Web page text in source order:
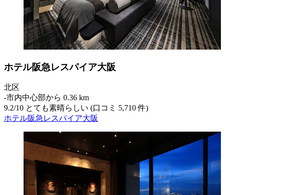
ホテル阪急レスパイア大阪
北区
‐市内中心部から 0.36 km
9.2/10 とても素晴らしい (口コミ 5,710 件)
ホテル阪急レスパイア大阪